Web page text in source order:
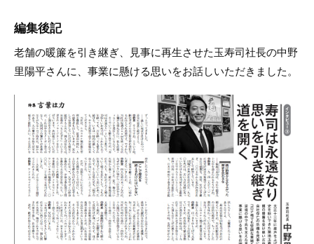
編集後記
老舗の暖簾を引き継ぎ、見事に再生させた玉寿司社長の中野
里陽平さんに、事業に懸ける思いをお話しいただきました。